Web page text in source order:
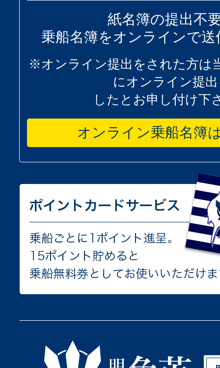
紙名簿の提出不
乗船名簿をオンラインで
※オンライン提出をされた方は
にオンライン提
したとお申し付け下
オンライン乗船名簿